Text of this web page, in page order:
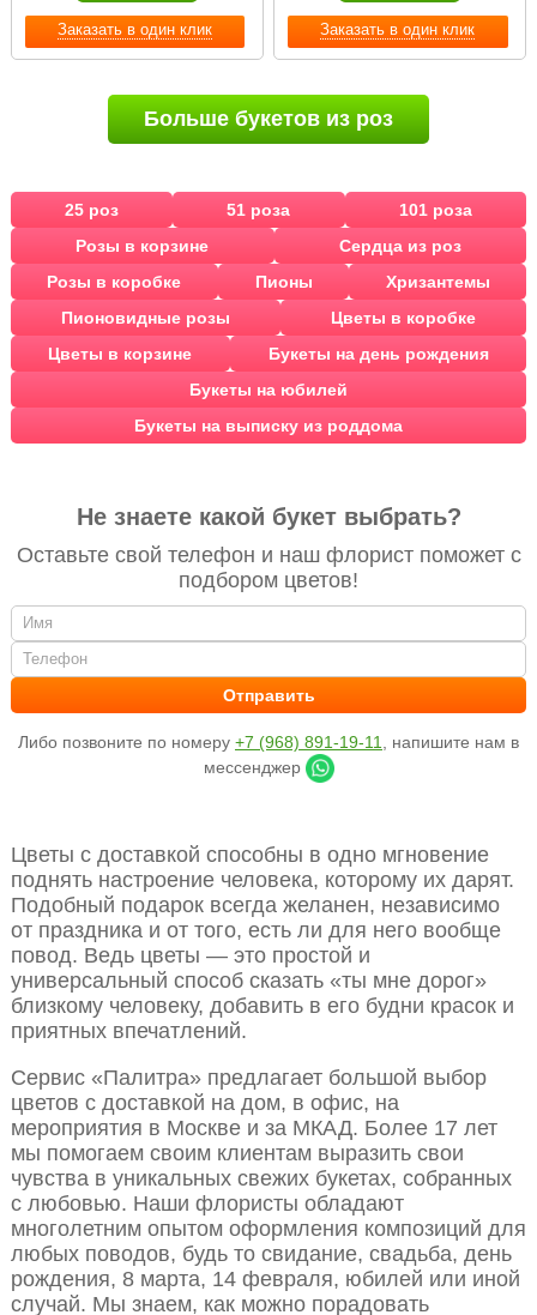
Заказать в один клик Заказать в один клик
Больше букетов из роз
25 роз 51 роза
101 роза
Розы в корзине
Сердца из роз
Розы в коробке
Пионы
Хризантемы
Пионовидные розы
Цветы в коробке
Цветы в корзине
Букеты на день рождения
Букеты на юбилей
Букеты на выписку из роддома
Не знаете какой букет выбрать?
Оставьте свой телефон и наш флорист поможет с
подбором цветов!
Либо позвоните по номеру +7 (968) 891-19-11
, напишите нам в
мессенджер
Цветы с доставкой способны в одно мгновение
поднять настроение человека, которому их дарят.
Подобный подарок всегда желанен, независимо
от праздника и от того, есть ли для него вообще
повод. Ведь цветы — это простой и
универсальный способ сказать «ты мне дорог»
близкому человеку, добавить в его будни красок и
приятных впечатлений.
Сервис «Палитра» предлагает большой выбор
цветов с доставкой на дом, в офис, на
мероприятия в Москве и за МКАД. Более 17 лет
мы помогаем своим клиентам выразить свои
чувства в уникальных свежих букетах, собранных
с любовью. Наши флористы обладают
многолетним опытом оформления композиций для
любых поводов, будь то свидание, свадьба, день
рождения, 8 марта, 14 февраля, юбилей или иной
случай. Мы знаем, как можно порадовать